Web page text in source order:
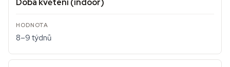
Doba květení (indoor)
8–9 týdnů